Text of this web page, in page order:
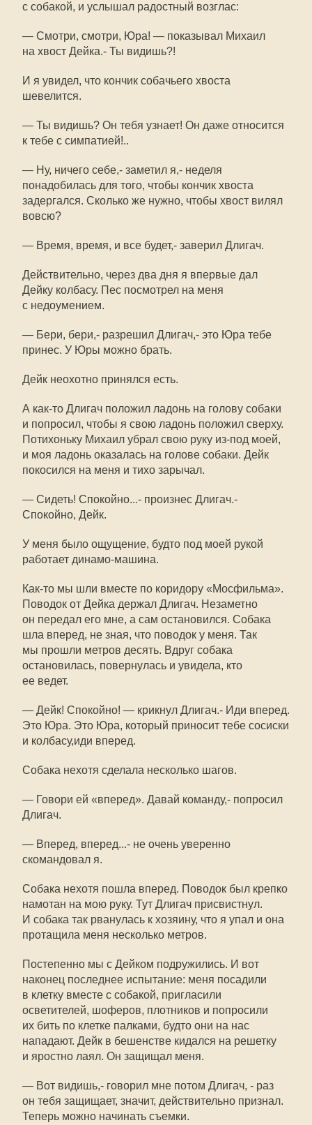
с собакой, и услышал радостный возглас:
— Смотри, смотри, Юра! — показывал Михаил
на хвост Дейка.- Ты видишь?!
И я увидел, что кончик собачьего хвоста
шевелится.
— Ты видишь? Он тебя узнает! Он даже относится
к тебе с симпатией!..
— Ну, ничего себе,- заметил я,- неделя
понадобилась для того, чтобы кончик хвоста
задергался. Сколько же нужно, чтобы хвост вилял
вовсю?
— Время, время, и все будет,- заверил Длигач.
Действительно, через два дня я впервые дал
Дейку колбасу. Пес посмотрел на меня
с недоумением.
— Бери, бери,- разрешил Длигач,- это Юра тебе
принес. У Юры можно брать.
Дейк неохотно принялся есть.
А как-то Длигач положил ладонь на голову собаки
и попросил, чтобы я свою ладонь положил сверху.
Потихоньку Михаил убрал свою руку из-под моей,
и моя ладонь оказалась на голове собаки. Дейк
покосился на меня и тихо зарычал.
— Сидеть! Спокойно...- произнес Длигач.-
Спокойно, Дейк.
У меня было ощущение, будто под моей рукой
работает динамо-машина.
Как-то мы шли вместе по коридору «Мосфильма».
Поводок от Дейка держал Длигач. Незаметно
он передал его мне, а сам остановился. Собака
шла вперед, не зная, что поводок у меня. Так
мы прошли метров десять. Вдруг собака
остановилась, повернулась и увидела, кто
ее ведет.
— Дейк! Спокойно! — крикнул Длигач.- Иди вперед.
Это Юра. Это Юра, который приносит тебе сосиски
и колбасу,иди вперед.
Собака нехотя сделала несколько шагов.
— Говори ей «вперед». Давай команду,- попросил
Длигач.
— Вперед, вперед...- не очень уверенно
скомандовал я.
Собака нехотя пошла вперед. Поводок был крепко
намотан на мою руку. Тут Длигач присвистнул.
И собака так рванулась к хозяину, что я упал и она
протащила меня несколько метров.
Постепенно мы с Дейком подружились. И вот
наконец последнее испытание: меня посадили
в клетку вместе с собакой, пригласили
осветителей, шоферов, плотников и попросили
их бить по клетке палками, будто они на нас
нападают. Дейк в бешенстве кидался на решетку
и яростно лаял. Он защищал меня.
— Вот видишь,- говорил мне потом Длигач, - раз
он тебя защищает, значит, действительно признал.
Теперь можно начинать съемки.